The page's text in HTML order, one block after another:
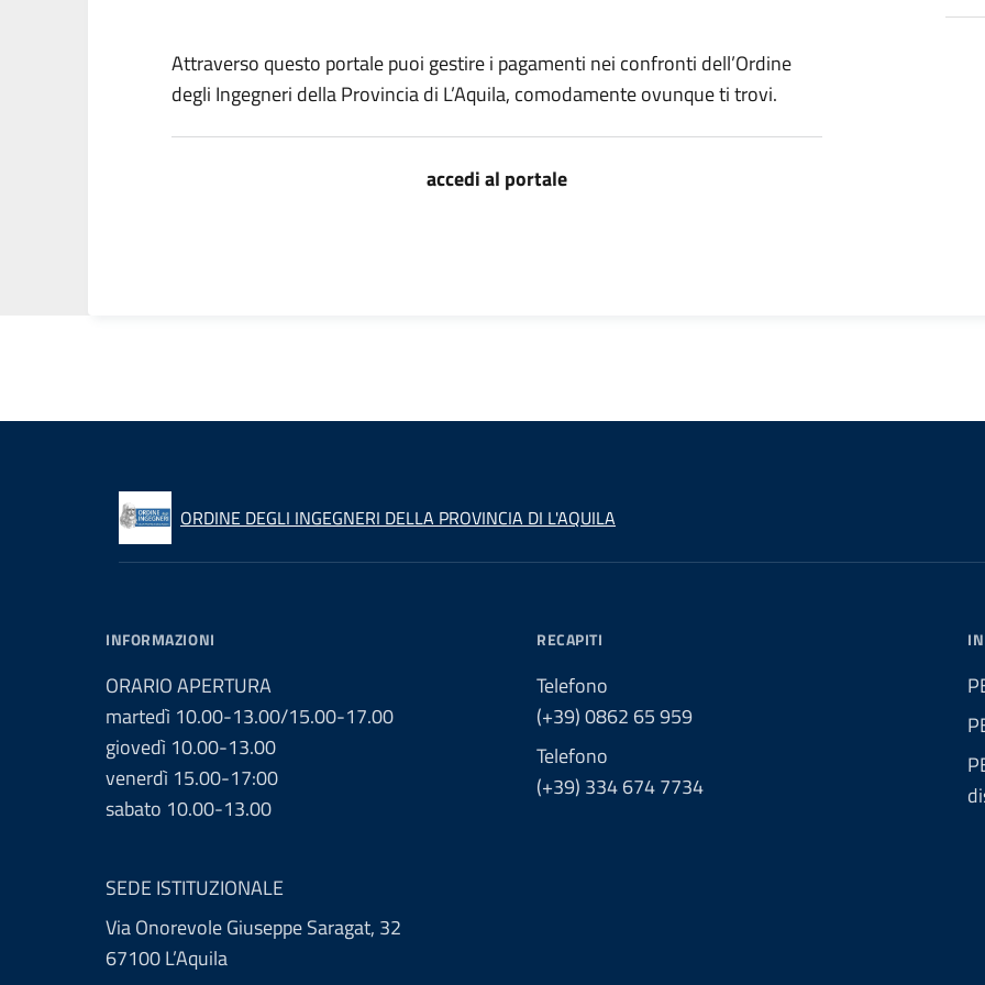
Attraverso questo portale puoi gestire i pagamenti nei confronti dell’Ordine
degli Ingegneri della Provincia di L’Aquila, comodamente ovunque ti trovi.
accedi al portale
ORDINE DEGLI INGEGNERI DELLA PROVINCIA DI L'AQUILA
INFORMAZIONI
ORARIO APERTURA
martedì 10.00-13.00/15.00-17.00
giovedì 10.00-13.00
venerdì 15.00-17:00
sabato 10.00-13.00
SEDE ISTITUZIONALE
Via Onorevole Giuseppe Saragat, 32
67100 L’Aquila
RECAPITI
Telefono
(+39) 0862 65 959
Telefono
(+39) 334 674 7734